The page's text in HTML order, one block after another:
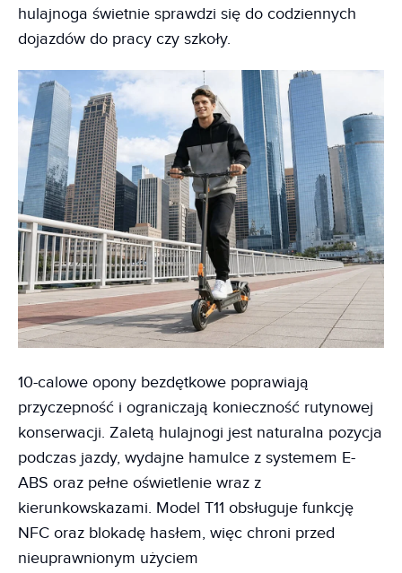
hulajnoga świetnie sprawdzi się do codziennych
dojazdów do pracy czy szkoły.
10-calowe opony bezdętkowe poprawiają
przyczepność i ograniczają konieczność rutynowej
konserwacji. Zaletą hulajnogi jest naturalna pozycja
podczas jazdy, wydajne hamulce z systemem E-
ABS oraz pełne oświetlenie wraz z
kierunkowskazami. Model T11 obsługuje funkcję
NFC oraz blokadę hasłem, więc chroni przed
nieuprawnionym użyciem